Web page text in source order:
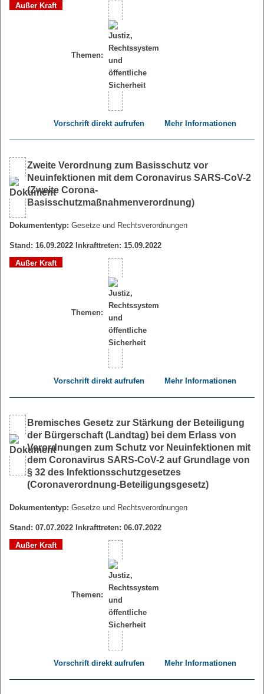
Außer Kraft
Themen:
Vorschrift direkt aufrufen Mehr Informationen
Zweite Verordnung zum Basisschutz vor
Neuinfektionen mit dem Coronavirus SARS-CoV-2
(Zweite Corona-
Basisschutzmaßnahmenverordnung)
Dokumententyp: Gesetze und Rechtsverordnungen
Stand: 16.09.2022 Inkrafttreten: 15.09.2022
Außer Kraft
Themen:
Vorschrift direkt aufrufen Mehr Informationen
Bremisches Gesetz zur Stärkung der Beteiligung
der Bürgerschaft (Landtag) bei dem Erlass von
Verordnungen zum Schutz vor Neuinfektionen mit
dem Coronavirus SARS-CoV-2 auf Grundlage von
§ 32 des Infektionsschutzgesetzes
(Coronaverordnung-Beteiligungsgesetz)
Dokumententyp: Gesetze und Rechtsverordnungen
Stand: 07.07.2022 Inkrafttreten: 06.07.2022
Außer Kraft
Themen:
Vorschrift direkt aufrufen Mehr Informationen